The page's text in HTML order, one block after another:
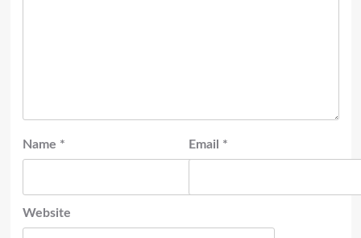
Name * Email *
Website